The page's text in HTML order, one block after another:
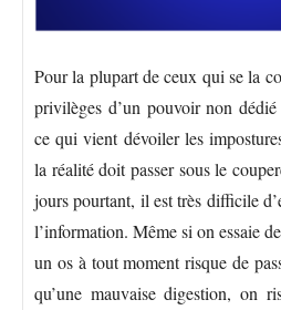
Pour la plupart de ceux qui se la
privilèges d’un pouvoir non
ce qui vient dévoiler les
la réalité doit passer sous le
jours pourtant, il est très difficile
l’information. Même si on essaie
un os à tout moment risque de
qu’une mauvaise digestion, on